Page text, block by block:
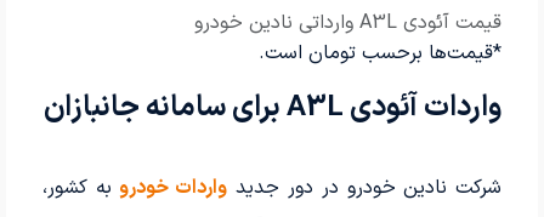
قیمت آئودی A3L وارداتی نادین خودرو
*قیمت‌ها برحسب تومان است.
واردات آئودی A3L برای سامانه جانبازان
شرکت نادین خودرو در دور جدید واردات خودروبه کشور،